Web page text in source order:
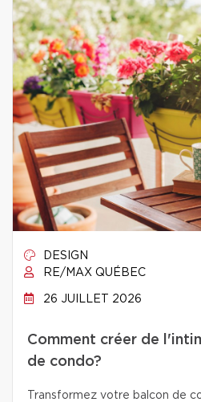
DESIGN
RE/MAX QUÉBEC
26 JUILLET 2026
Comment créer de
de condo?
Transformez votre balcon de